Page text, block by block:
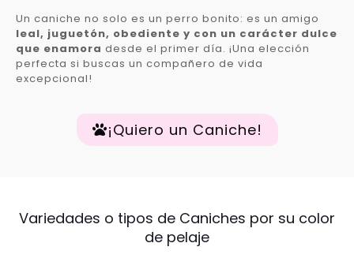
Un caniche no solo es un perro bonito: es un amigo
leal, juguetón, obediente y con un carácter dulce
que enamora desde el primer día. ¡Una elección
perfecta si buscas un compañero de vida
excepcional!
¡Quiero un Caniche!
Variedades o tipos de Caniches por su color
de pelaje